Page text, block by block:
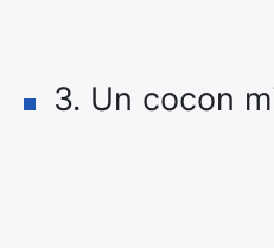
3. Un cocon